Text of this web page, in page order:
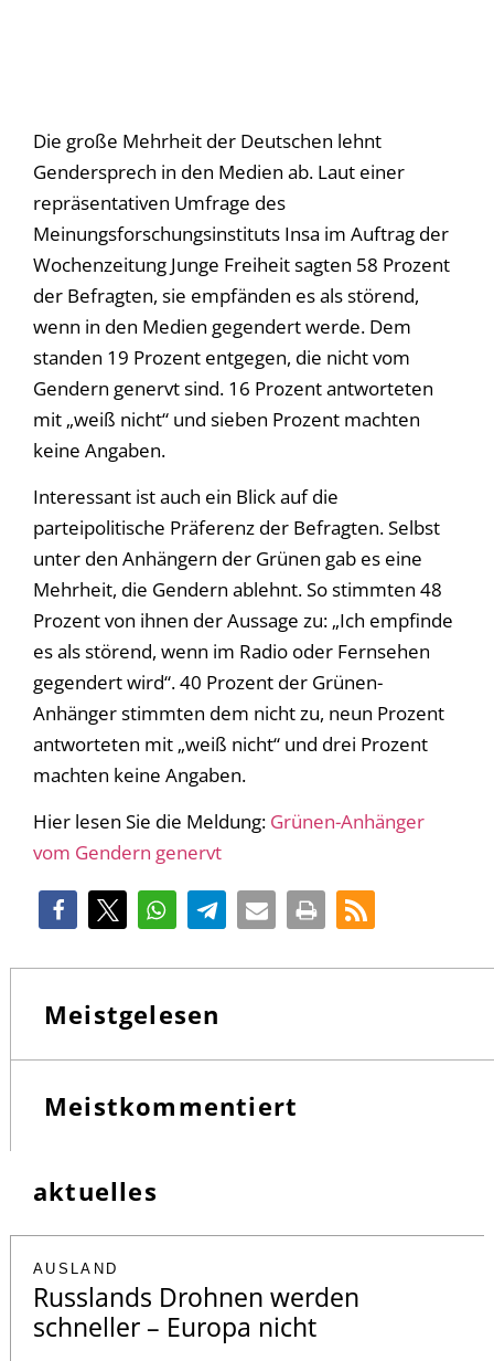
Die große Mehrheit der Deutschen lehnt
Gendersprech in den Medien ab. Laut einer
repräsentativen Umfrage des
Meinungsforschungsinstituts Insa im Auftrag der
Wochenzeitung Junge Freiheit sagten 58 Prozent
der Befragten, sie empfänden es als störend,
wenn in den Medien gegendert werde. Dem
standen 19 Prozent entgegen, die nicht vom
Gendern genervt sind. 16 Prozent antworteten
mit „weiß nicht“ und sieben Prozent machten
keine Angaben.
Interessant ist auch ein Blick auf die
parteipolitische Präferenz der Befragten. Selbst
unter den Anhängern der Grünen gab es eine
Mehrheit, die Gendern ablehnt. So stimmten 48
Prozent von ihnen der Aussage zu: „Ich empfinde
es als störend, wenn im Radio oder Fernsehen
gegendert wird“. 40 Prozent der Grünen-
Anhänger stimmten dem nicht zu, neun Prozent
antworteten mit „weiß nicht“ und drei Prozent
machten keine Angaben.
Hier lesen Sie die Meldung: Grünen-Anhänger
vom Gendern genervt
Meistgelesen
Meistkommentiert
aktuelles
AUSLAND
Russlands Drohnen werden
schneller – Europa nicht